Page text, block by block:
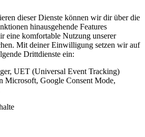
dieser Dienste können wir dir über die
hinausgehende Features
eine komfortable Nutzung unserer
Mit deiner Einwilligung setzen wir auf
Drittdienste ein:
UET (Universal Event Tracking)
Microsoft, Google Consent Mode,